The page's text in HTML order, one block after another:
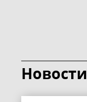
Новости